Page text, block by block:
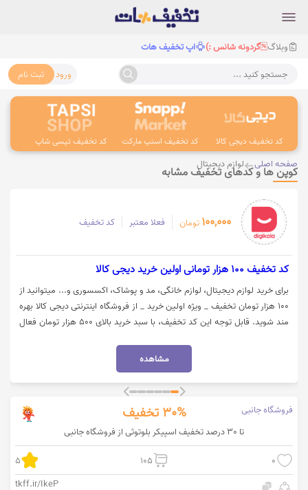
وبلاگ گردونه شانس :) اپ تخفیف هات
جستجو کنید ... ورود ثبت نام
کد تخفیف دیجی کالا کد تخفیف اسنپ مارکت کد تخفیف تپسی شاپ
صفحه اصلی لوازم دیجیتال
کوپن ها و کدهای تخفیف مشابه
100,000 تومان فعلا معتبر کد تخفیف
کد تخفیف 100 هزار تومانی اولین خرید دیجی کالا
برای خرید لوازم دیجیتال، لوازم خانگی، مد و پوشاک، اکسسوری و... میتوانید از
100 هزار تومان تخفیف _ ویژه اولین خرید _ از فروشگاه اینترنتی دیجی کالا بهره
مند شوید. قابل توجه این کد تخفیف، با سبد خرید بالای 500 هزار تومان فعال
مشاهده
فروشگاه جانبی 30% تخفیف
تا 30 درصد تخفیف اسپیکر بلوتوثی از فروشگاه جانبی
0
105
5
tkff.ir/IkeP